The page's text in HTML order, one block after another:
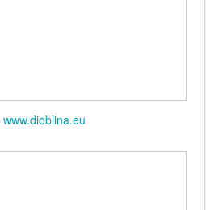
www.dioblina.eu